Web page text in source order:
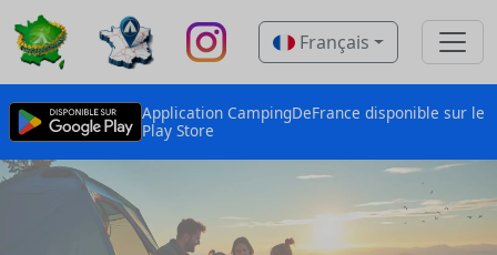
Français
Application CampingDeFrance disponible sur le
Play Store